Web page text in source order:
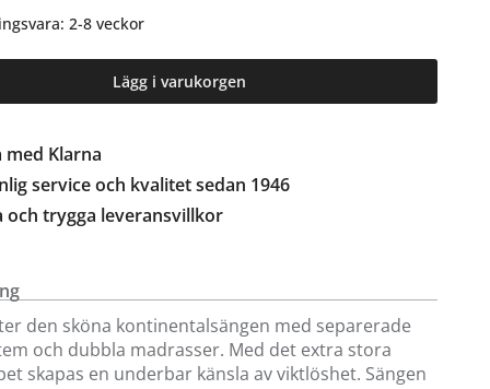
2-8 veckor
Lägg i varukorgen
med Klarna
service och kvalitet sedan 1946
och trygga leveransvillkor
den sköna kontinentalsängen med separerade
och dubbla madrasser. Med det extra stora
skapas en underbar känsla av viktlöshet. Sängen